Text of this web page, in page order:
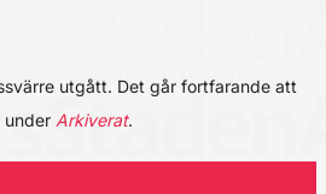
utgått. Det går fortfarande att
under Arkiverat.